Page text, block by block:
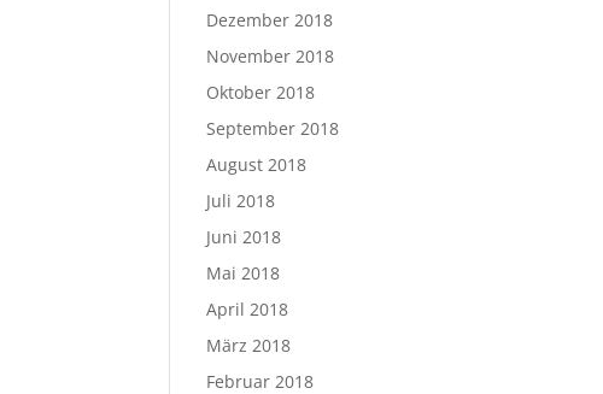
Dezember 2018
November 2018
Oktober 2018
September 2018
August 2018
Juli 2018
Juni 2018
Mai 2018
April 2018
März 2018
Februar 2018